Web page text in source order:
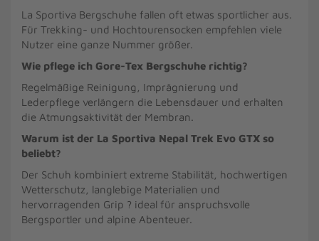
La Sportiva Bergschuhe fallen oft etwas sportlicher aus.
Für Trekking- und Hochtourensocken empfehlen viele
Nutzer eine ganze Nummer größer.
Wie pflege ich Gore-Tex Bergschuhe richtig?
Regelmäßige Reinigung, Imprägnierung und
Lederpflege verlängern die Lebensdauer und erhalten
die Atmungsaktivität der Membran.
Warum ist der La Sportiva Nepal Trek Evo GTX so
beliebt?
Der Schuh kombiniert extreme Stabilität, hochwertigen
Wetterschutz, langlebige Materialien und
hervorragenden Grip ? ideal für anspruchsvolle
Bergsportler und alpine Abenteuer.